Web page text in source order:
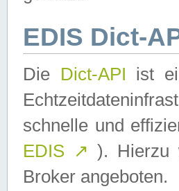
EDIS Dict-
Die Dict-API ist
schnelle und
EDIS ↗ ). Hierzu
Broker angeboten.